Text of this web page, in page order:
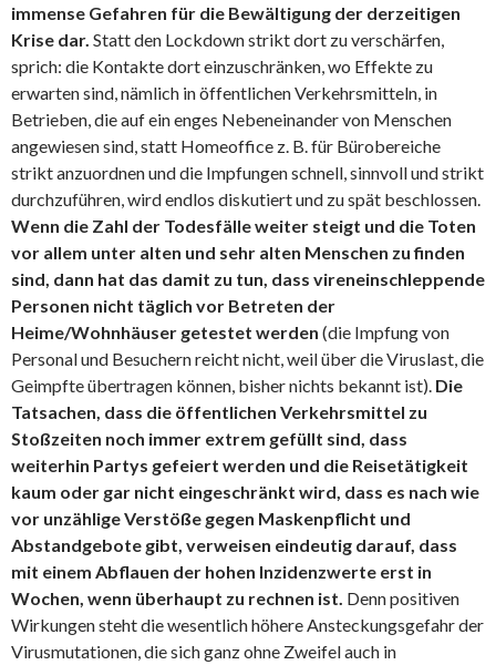
immense Gefahren für die Bewältigung der derzeitigen
Krise dar. Statt den Lockdown strikt dort zu verschärfen,
sprich: die Kontakte dort einzuschränken, wo Effekte zu
erwarten sind, nämlich in öffentlichen Verkehrsmitteln, in
Betrieben, die auf ein enges Nebeneinander von Menschen
angewiesen sind, statt Homeoffice z. B. für Bürobereiche
strikt anzuordnen und die Impfungen schnell, sinnvoll und strikt
durchzuführen, wird endlos diskutiert und zu spät beschlossen.
Wenn die Zahl der Todesfälle weiter steigt und die Toten
vor allem unter alten und sehr alten Menschen zu finden
sind, dann hat das damit zu tun, dass vireneinschleppende
Personen nicht täglich vor Betreten der
Heime/Wohnhäuser getestet werden (die Impfung von
Personal und Besuchern reicht nicht, weil über die Viruslast, die
Geimpfte übertragen können, bisher nichts bekannt ist). Die
Tatsachen, dass die öffentlichen Verkehrsmittel zu
Stoßzeiten noch immer extrem gefüllt sind, dass
weiterhin Partys gefeiert werden und die Reisetätigkeit
kaum oder gar nicht eingeschränkt wird, dass es nach wie
vor unzählige Verstöße gegen Maskenpflicht und
Abstandgebote gibt, verweisen eindeutig darauf, dass
mit einem Abflauen der hohen Inzidenzwerte erst in
Wochen, wenn überhaupt zu rechnen ist. Denn positiven
Wirkungen steht die wesentlich höhere Ansteckungsgefahr der
Virusmutationen, die sich ganz ohne Zweifel auch in